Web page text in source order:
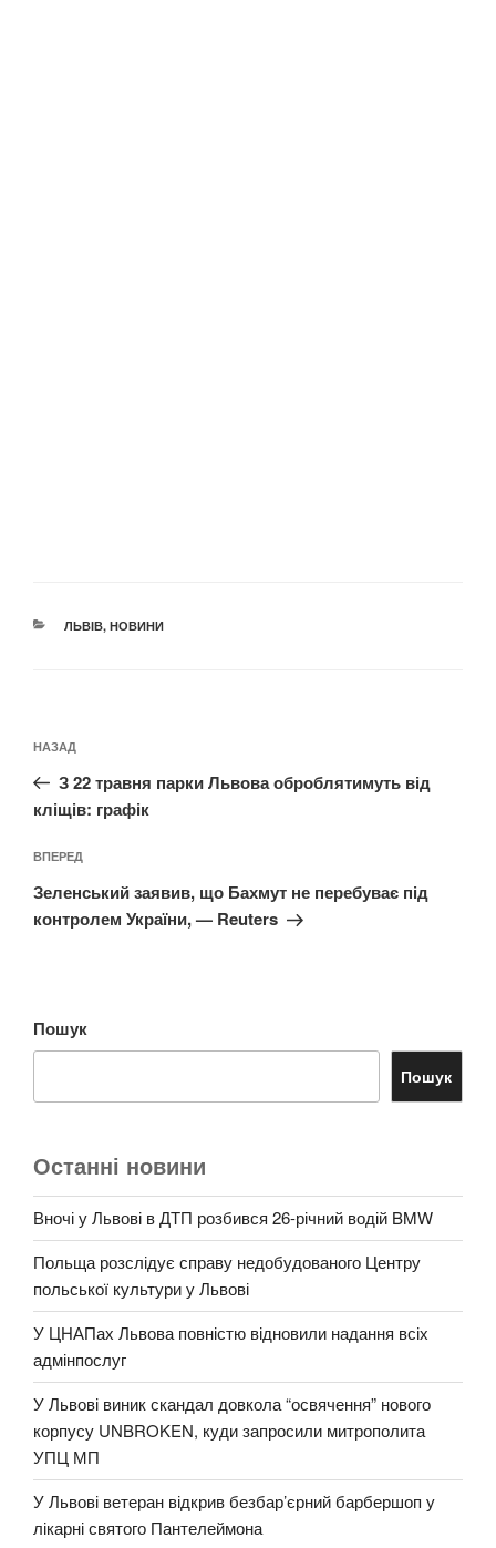
КАТЕГОРІЇ
ЛЬВІВ, НОВИНИ
записів
Попередній
запис:
НАЗАД
З 22 травня парки Львова оброблятимуть від
кліщів: графік
Наступний
запис
ВПЕРЕД
Зеленський заявив, що Бахмут не перебуває під
контролем України, — Reuters
Пошук
Пошук
Останні новини
Вночі у Львові в ДТП розбився 26-річний водій BMW
Польща розслідує справу недобудованого Центру
польської культури у Львові
У ЦНАПах Львова повністю відновили надання всіх
адмінпослуг
У Львові виник скандал довкола “освячення” нового
корпусу UNBROKEN, куди запросили митрополита
УПЦ МП
У Львові ветеран відкрив безбар’єрний барбершоп у
лікарні святого Пантелеймона